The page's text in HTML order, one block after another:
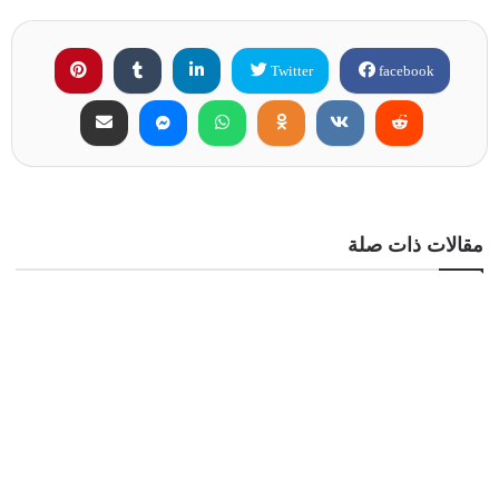
facebook
Twitter
مقالات ذات صلة